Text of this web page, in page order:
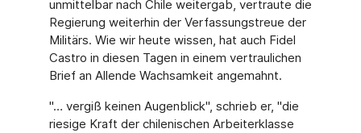
unmittelbar nach Chile weitergab, vertraute die
Regierung weiterhin der Verfassungstreue der
Militärs. Wie wir heute wissen, hat auch Fidel
Castro in diesen Tagen in einem vertraulichen
Brief an Allende Wachsamkeit angemahnt.
"… vergiß keinen Augenblick", schrieb er, "die
riesige Kraft der chilenischen Arbeiterklasse